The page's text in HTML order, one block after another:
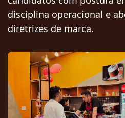
disciplina operacional e
diretrizes de marca.